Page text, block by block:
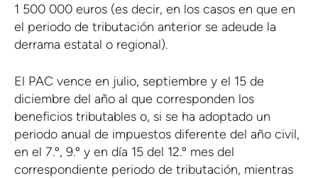
1 500 000 euros (es decir, en los casos en que en
el periodo de tributación anterior se adeude la
derrama estatal o regional).
El PAC vence en julio, septiembre y el 15 de
diciembre del año al que corresponden los
beneficios tributables o, si se ha adoptado un
periodo anual de impuestos diferente del año civil,
en el 7.º, 9.º y en día 15 del 12.º mes del
correspondiente periodo de tributación, mientras